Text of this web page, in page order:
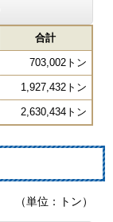
合計
703,002トン
1,927,432トン
2,630,434トン
（単位：トン）